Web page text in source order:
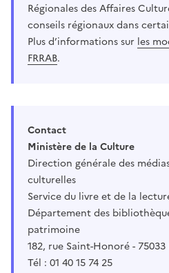
Régionales des Affaires
conseils régionaux dans
Plus d’informations sur les
FRRAB.
Contact
Ministère de la Culture
Direction générale des
culturelles
Service du livre et de la
Département des
patrimoine
182, rue Saint-Honoré - 75033
Tél : 01 40 15 74 25